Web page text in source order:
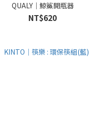
QUALY｜鯨鯊開瓶器
NT$620